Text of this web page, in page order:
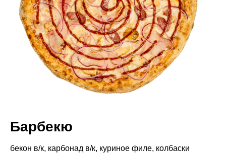
Барбекю
бекон в/к, карбонад в/к, куриное филе, колбаски